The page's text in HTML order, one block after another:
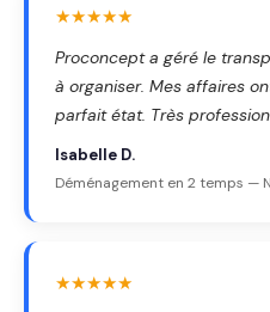
★★★★★
Proconcept a géré le
à organiser. Mes affaires
parfait état. Très
Isabelle D.
Déménagement en 2 temps —
★★★★★